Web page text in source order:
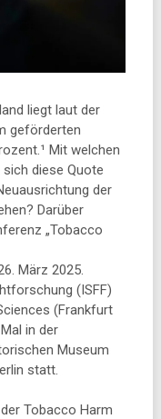
liegt laut der
geförderten
Mit welchen
diese Quote
der
Darüber
„Tobacco
März 2025.
(ISFF)
(Frankfurt
in der
Museum
statt.
Tobacco Harm